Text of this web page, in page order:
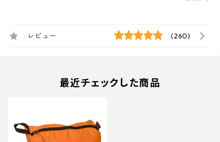
レビュー (260)
最近チェックした商品